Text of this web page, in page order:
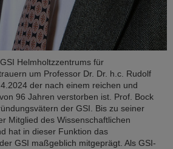
Helmholtzzentrums für
um Professor Dr. Dr. h.c. Rudolf
der nach einem reichen und
96 Jahren verstorben ist. Prof. Bock
der GSI. Bis zu seiner
Mitglied des Wissenschaftlichen
hat in dieser Funktion das
GSI maßgeblich mitgeprägt. Als GSI-